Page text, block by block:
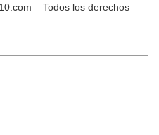
– Todos los derechos